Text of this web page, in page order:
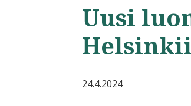
Uusi
24.4.2024